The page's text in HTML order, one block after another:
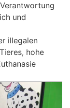
und
illegalen
hohe